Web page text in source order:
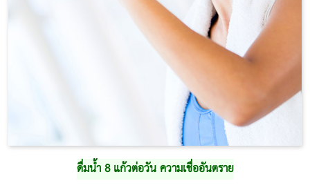
ดื่มน้ำ 8 แก้วต่อวันความเชื่ออันตราย